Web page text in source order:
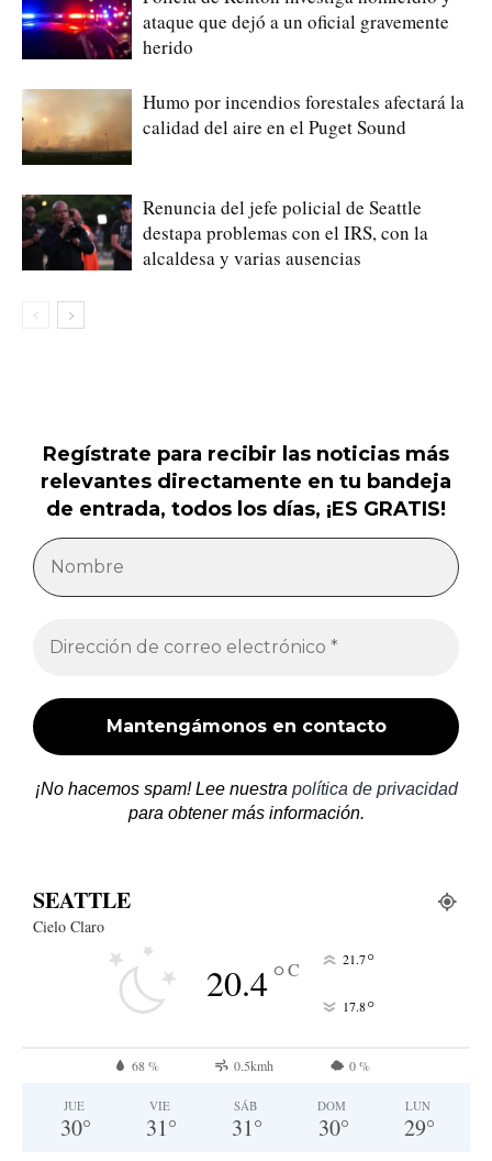
ataque que dejó a un oficial gravemente
herido
Humo por incendios forestales afectará la
calidad del aire en el Puget Sound
Renuncia del jefe policial de Seattle
destapa problemas con el IRS, con la
alcaldesa y varias ausencias
Regístrate para recibir las noticias más
relevantes directamente en tu bandeja
de entrada, todos los días, ¡ES GRATIS!
¡No hacemos spam! Lee nuestra política de privacidad
para obtener más información.
SEATTLE
Cielo Claro
20.4°C 21.7°
17.8°
68 % 0.5kmh 0 %
JUE
30°
VIE
31°
SÁB
31°
DOM
30°
LUN
29°